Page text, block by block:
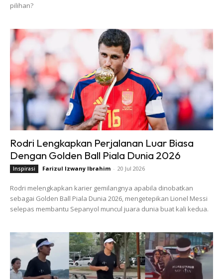
pilihan?
Rodri Lengkapkan Perjalanan Luar Biasa
Dengan Golden Ball Piala Dunia 2026
Inspirasi Farizul Izwany Ibrahim - 20 Jul 2026
Rodri melengkapkan karier gemilangnya apabila dinobatkan
sebagai Golden Ball Piala Dunia 2026, mengetepikan Lionel Messi
selepas membantu Sepanyol muncul juara dunia buat kali kedua.